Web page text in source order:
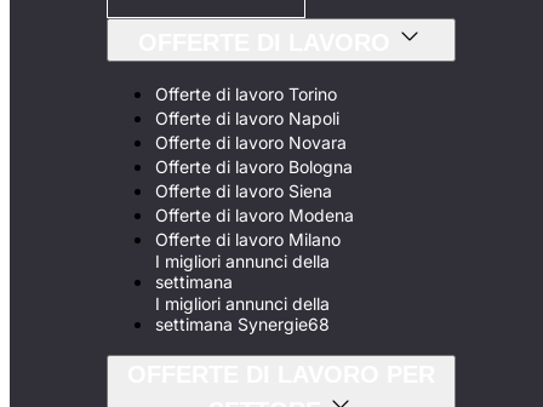
Offerte di lavoro Torino
Offerte di lavoro Napoli
Offerte di lavoro Novara
Offerte di lavoro Bologna
Offerte di lavoro Siena
Offerte di lavoro Modena
Offerte di lavoro Milano
I migliori annunci della
settimana
I migliori annunci della
settimana Synergie68